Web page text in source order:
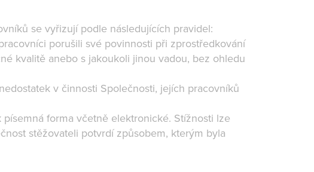
se vyřizují podle následujících pravidel:
porušili své povinnosti při zprostředkování
kvalitě anebo s jakoukoli jinou vadou, bez ohledu
v činnosti Společnosti, jejích pracovníků
forma včetně elektronické. Stížnosti lze
stěžovateli potvrdí způsobem, kterým byla